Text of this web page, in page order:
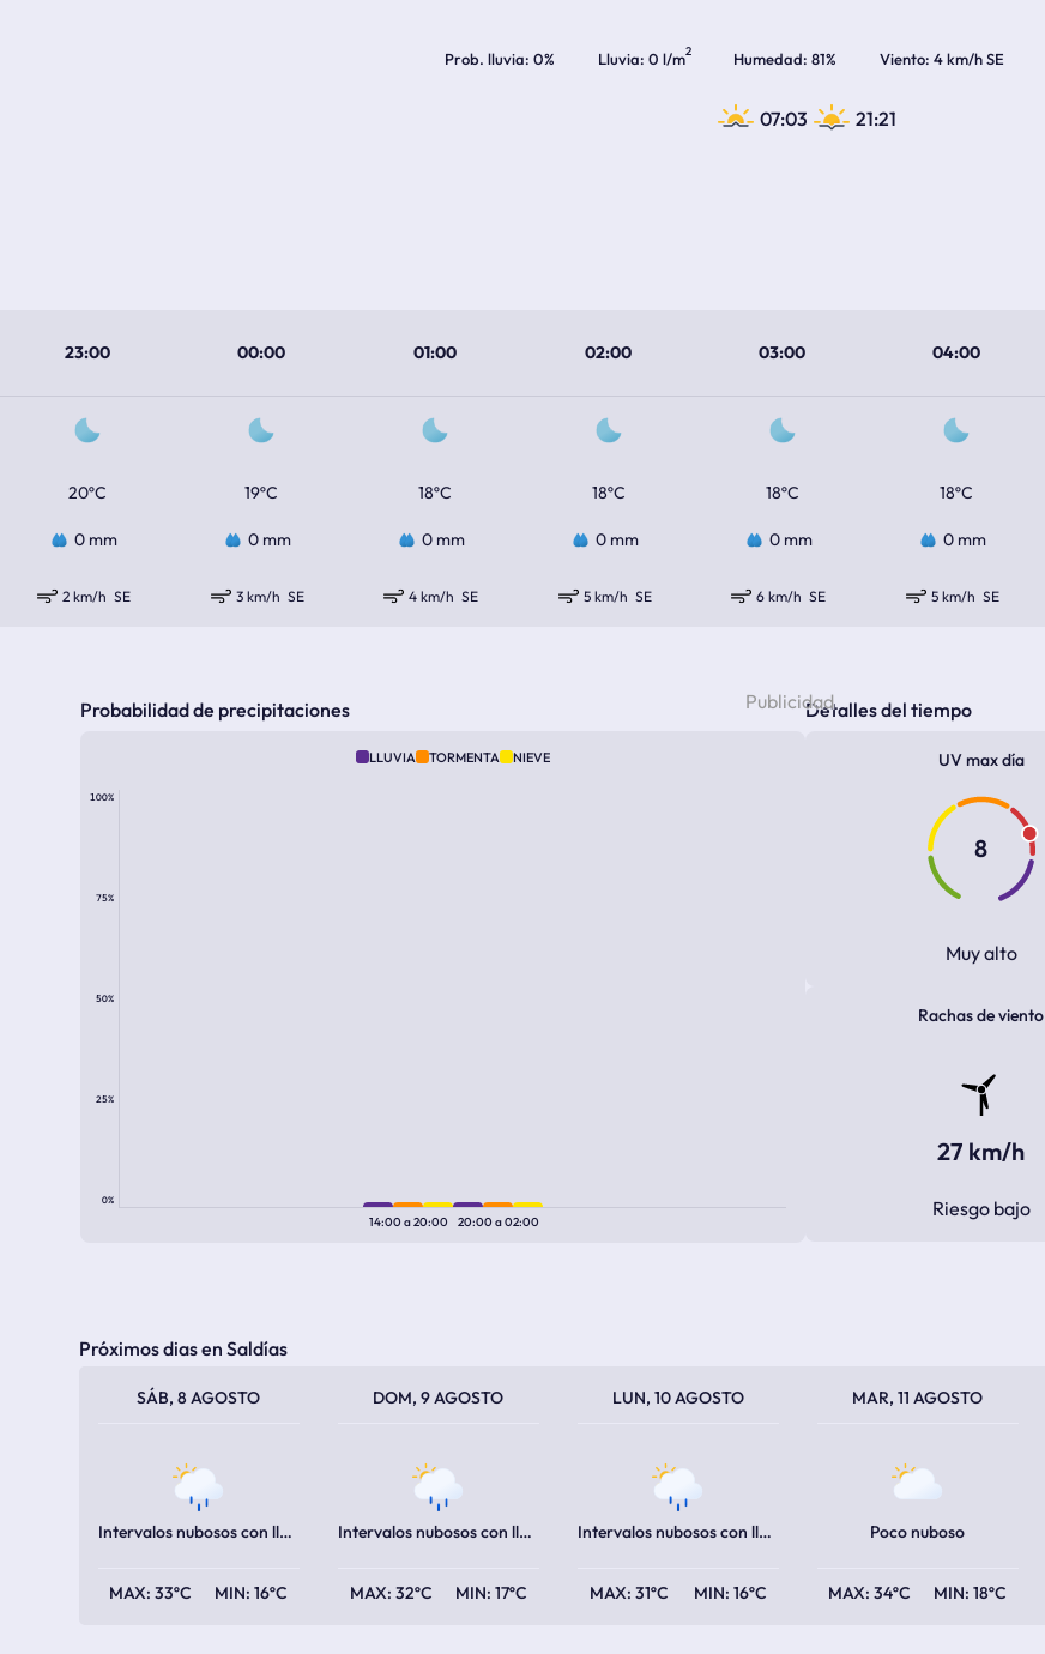
Prob. lluvia 0% Lluvia 0 l/m2 Humedad 81% Viento 4 km/h SE
07:03 21:21
23:00 00:00 01:00 02:00 03:00 04:00
20ºC 19ºC 18ºC 18ºC 18ºC 18ºC
0 mm 0 mm 0 mm 0 mm 0 mm 0 mm
2 km/h SE 3 km/h SE 4 km/h SE 5 km/h SE 6 km/h SE 5 km/h SE
Probabilidad de precipitaciones
LLUVIA TORMENTA NIEVE
100%
75%
50%
25%
0%
14:00a20:00 20:00a02:00
Detalles del tiempo
UV max día
8
Muy alto
Rachas de viento
27 km/h
Riesgo bajo
Próximos dias en Saldías
SÁB, 8 AGOSTO
Intervalos nubosos con lluvia
33ºC 16ºC
DOM, 9 AGOSTO
Intervalos nubosos con lluvia
32ºC 17ºC
LUN, 10 AGOSTO
Intervalos nubosos con lluvia escasa
31ºC 16ºC
MAR, 11 AGOSTO
Poco nuboso
34ºC 18ºC